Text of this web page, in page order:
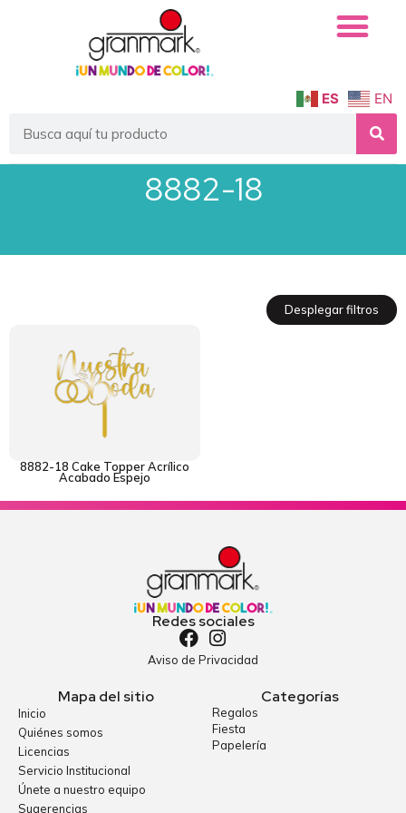
ES EN
8882-18
Desplegar filtros
8882-18 Cake Topper Acrílico
Acabado Espejo
Redes sociales
Aviso de Privacidad
Mapa del sitio
Inicio
Quiénes somos
Licencias
Servicio Institucional
Únete a nuestro equipo
Sugerencias
Categorías
Regalos
Fiesta
Papelería